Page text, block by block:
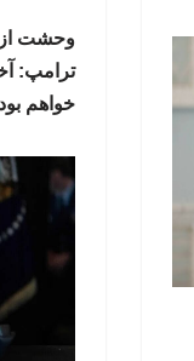
وحشت از
ترامپ:
خواهم بود